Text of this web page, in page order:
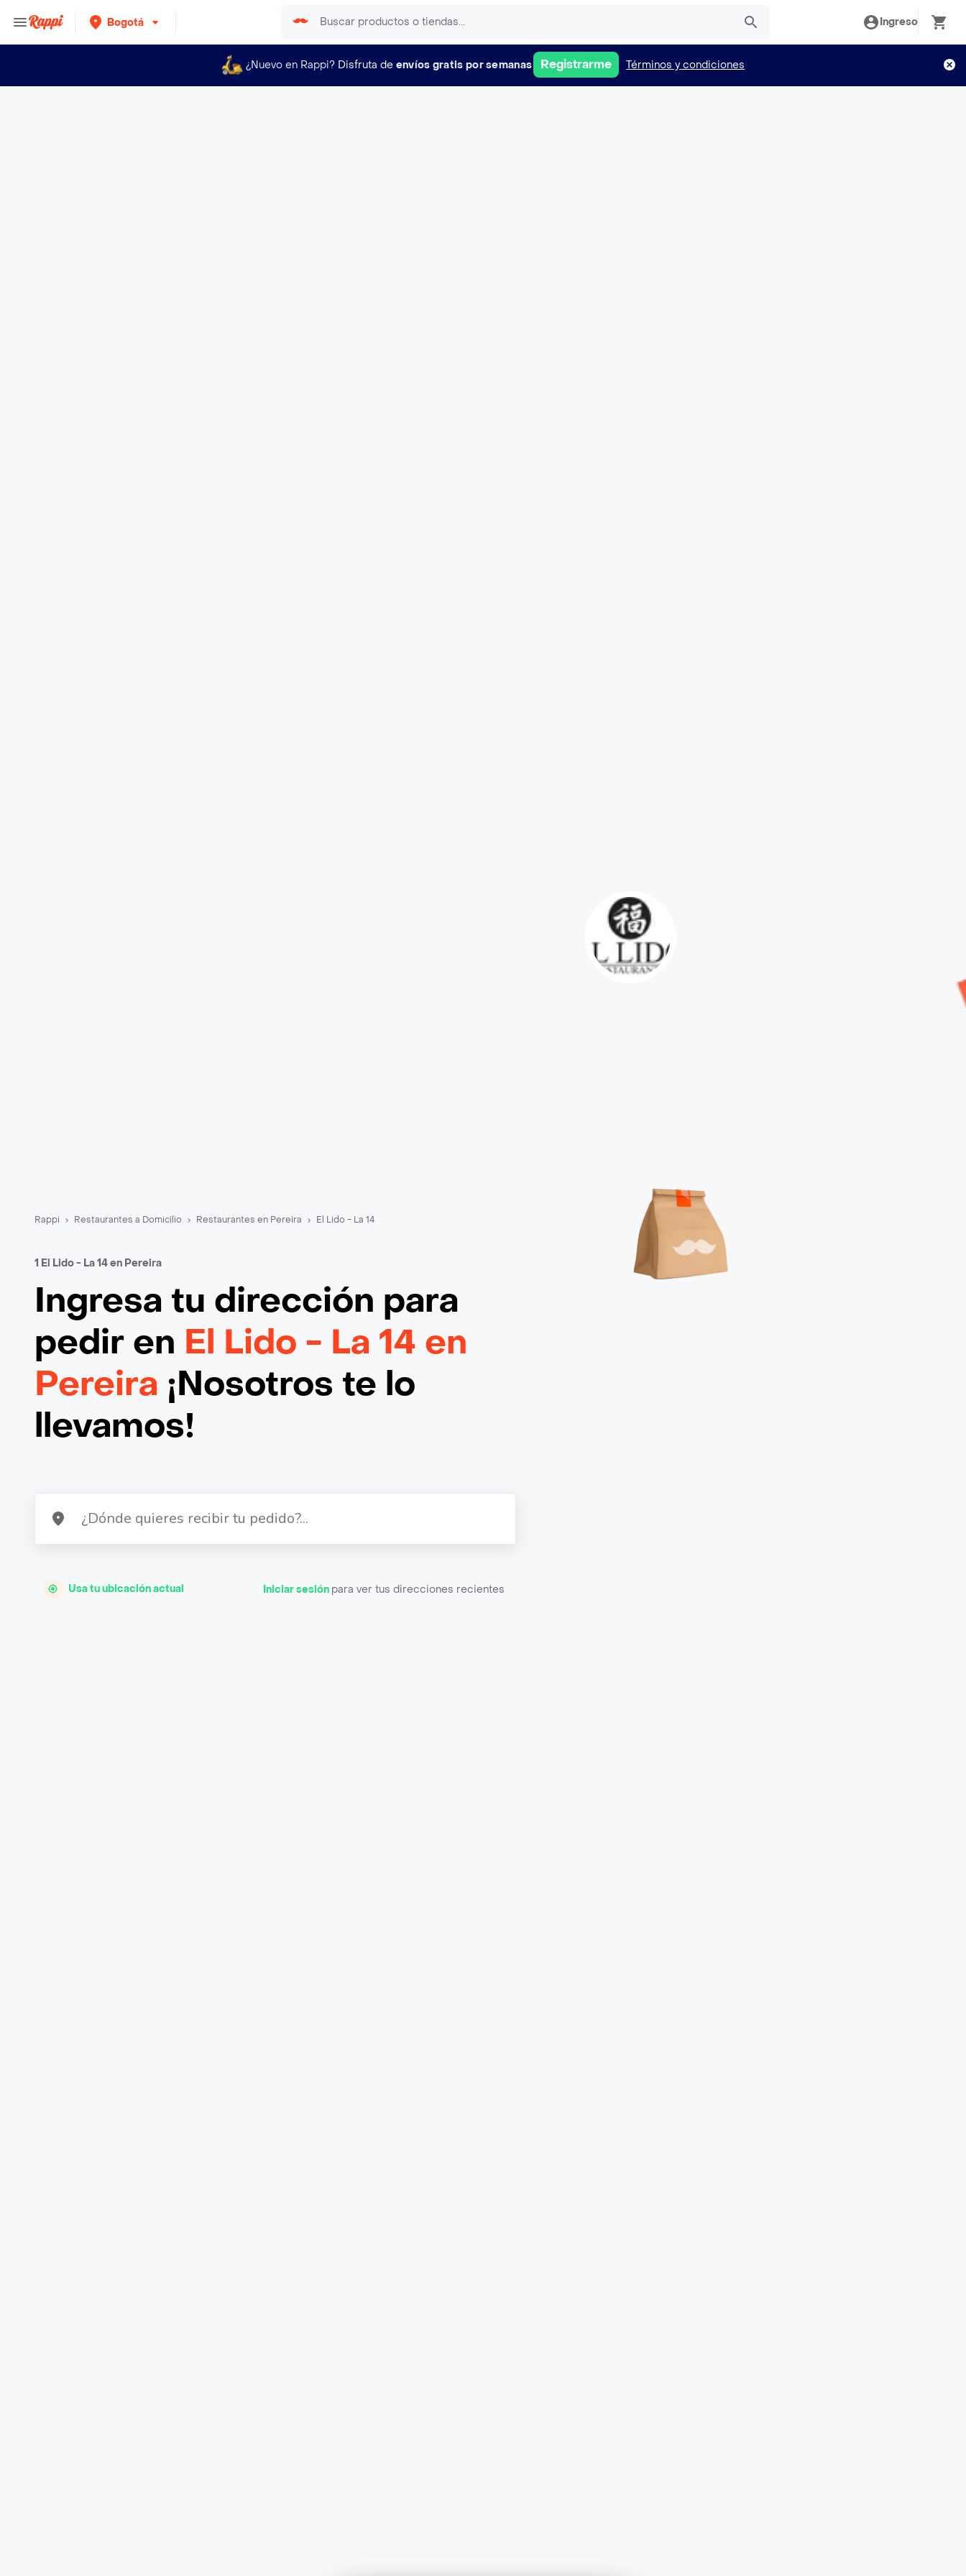
Bogotá Ingreso
¿Nuevo en Rappi? Disfruta de envíos gratis por semanas Registrarme Términos y condiciones
Rappi Restaurantes a Domicilio Restaurantes en Pereira El Lido - La 14
1 El Lido - La 14 en Pereira
Ingresa tu dirección para
pedir en El Lido - La 14 en
Pereira ¡Nosotros te lo
llevamos!
Usa tu ubicación actual Iniciar sesión para ver tus direcciones recientes